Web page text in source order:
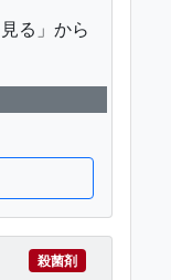
る」から
殺菌剤